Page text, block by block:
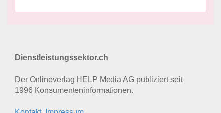
Dienstleistungssektor.ch
Der Onlineverlag HELP Media AG publiziert seit
1996 Konsumenten­informationen.